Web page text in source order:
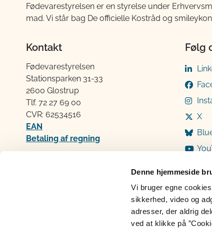
Denne hjemmeside
Vi bruger egne
sikkerhed, video og
adresser, der aldrig
ved at klikke på
Fødevarestyrelsen er en styrelse under
mad. Vi står bag De officielle Kostråd og
Kontakt
Fødevarestyrelsen
Stationsparken 31-33
2600 Glostrup
Tlf. 72 2​​​7 69 00
CVR: 62534516
EAN
Betaling af regning
Følg
X